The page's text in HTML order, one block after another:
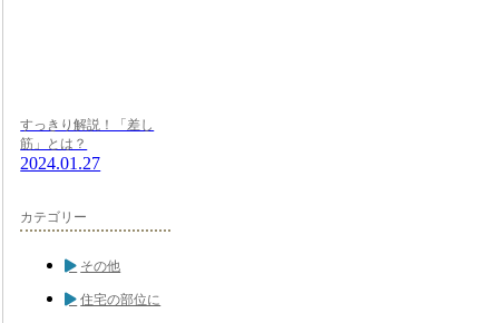
すっきり解説！「差し
筋」とは？
2024.01.27
カテゴリー
その他
住宅の部位に